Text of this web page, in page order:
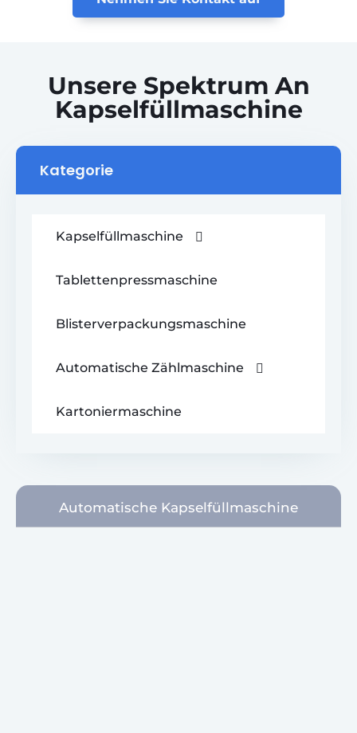
Unsere Spektrum An
Kapselfüllmaschine
Kategorie
Kapselfüllmaschine
> Automatische
Kapselfüllmaschine
> Flüssigkapselfüllmaschine
Tablettenpressmaschine
Blisterverpackungsmaschine
Automatische Zählmaschine
> Tablettenkapselzählmaschine
Kartoniermaschine
Automatische Kapselfüllmaschine